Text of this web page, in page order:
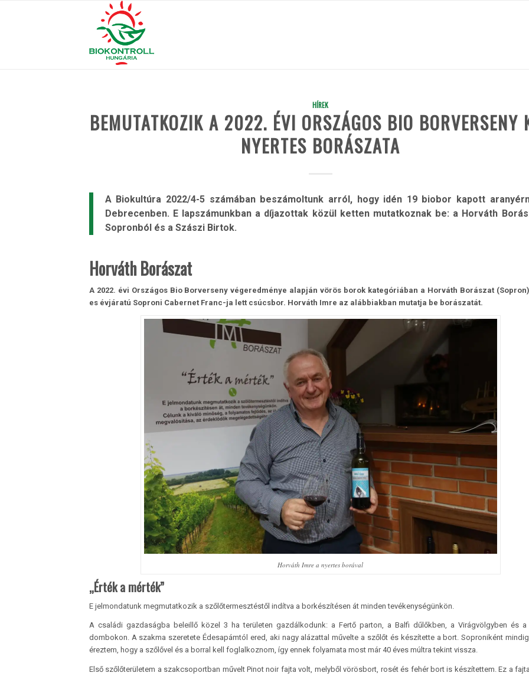
HÍREK
BEMUTATKOZIK A 2022. ÉVI ORSZÁGOS BIO BORVERSENY
NYERTES BORÁSZATA
A Biokultúra 2022/4-5 számában beszámoltunk arról, hogy idén 19 biobor kapott
Debrecenben. E lapszámunkban a díjazottak közül ketten mutatkoznak be: a Horváth
Sopronból és a Szászi Birtok.
Horváth Borászat
A 2022. évi Országos Bio Borverseny végeredménye alapján vörös borok kategóriában a Horváth Borászat
es évjáratú Soproni Cabernet Franc-ja lett csúcsbor. Horváth Imre az alábbiakban mutatja be borászatát.
Horváth Imre a nyertes borával
„Érték a mérték”
E jelmondatunk megmutatkozik a szőlőtermesztéstől indítva a borkészítésen át minden tevékenységünkön.
A családi gazdaságba beleillő közel 3 ha területen gazdálkodunk: a Fertő parton, a Balfi dűlőkben, a Virágvölgyben és a
dombokon. A szakma szeretete Édesapámtól ered, aki nagy alázattal művelte a szőlőt és készítette a bort. Soproniként
éreztem, hogy a szőlővel és a borral kell foglalkoznom, így ennek folyamata most már 40 éves múltra tekint vissza.
Első szőlőterületem a szakcsoportban művelt Pinot noir fajta volt, melyből vörösbort, rosét és fehér bort is készítettem. Ez a